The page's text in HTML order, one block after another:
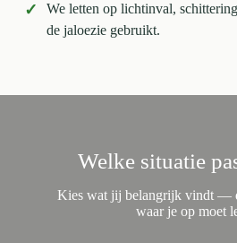
✓
We letten op lichtinval,
de jaloezie gebruikt.
Welke situatie
Kies wat jij belangrijk vindt —
waar je op moet